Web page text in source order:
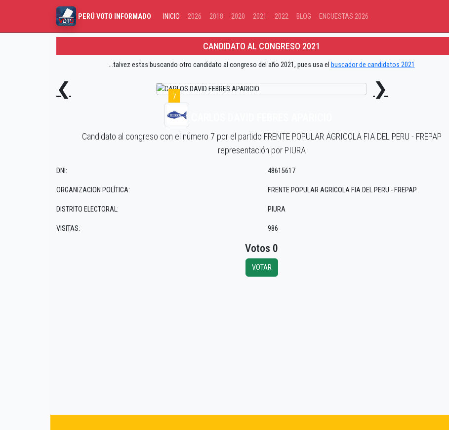
PERÚ VOTO INFORMADO INICIO 2026 2018 2020 2021 2022 BLOG ENCUESTAS 2026
CANDIDATO AL CONGRESO 2021
...talvez estas buscando otro candidato al congreso del año 2021, pues usa el buscador de candidatos 2021
❮ 7 ❯
Candidato al congreso con el número 7 por el partido FRENTE POPULAR AGRICOLA FIA DEL PERU - FREPAP
representación por PIURA
DNI:
ORGANIZACION POLÍTICA:
DISTRITO ELECTORAL:
VISITAS:
48615617
FRENTE POPULAR AGRICOLA FIA DEL PERU - FREPAP
PIURA
986
Votos 0
VOTAR